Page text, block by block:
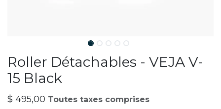
Roller Détachables - VEJA V-
15 Black
$ 495,00 Toutes taxes comprises